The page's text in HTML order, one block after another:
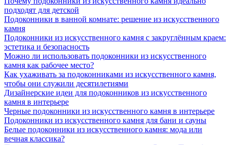
подходят для детской
Подоконники в ванной комнате: решение из искусственного
камня
Подоконники из искусственного камня с закруглённым краем:
эстетика и безопасность
Можно ли использовать подоконники из искусственного
камня как рабочее место?
Как ухаживать за подоконниками из искусственного камня,
чтобы они служили десятилетиями
Дизайнерские идеи для подоконников из искусственного
камня в интерьере
Черные подоконники из искусственного камня в интерьере
Подоконники из искусственного камня для бани и сауны
Белые подоконники из искусственного камня: мода или
вечная классика?